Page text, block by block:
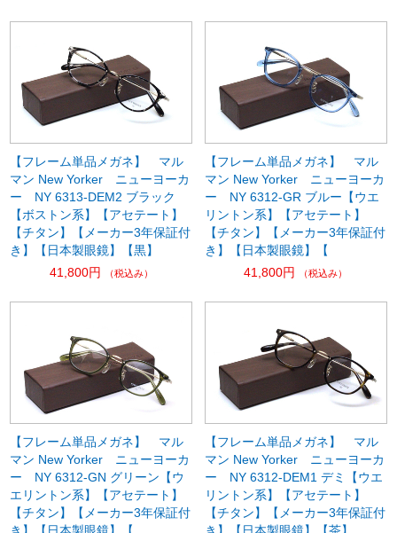
【フレーム単品メガネ】 マル
マン New Yorker ニューヨーカ
ー NY 6313-DEM2 ブラック
【ボストン系】【アセテート】
【チタン】【メーカー3年保証付
き】【日本製眼鏡】【黒】
41,800円
（税込み）
【フレーム単品メガネ】 マル
マン New Yorker ニューヨーカ
ー NY 6312-GR ブルー【ウエ
リントン系】【アセテート】
【チタン】【メーカー3年保証付
き】【日本製眼鏡】【
41,800円
（税込み）
【フレーム単品メガネ】 マル
マン New Yorker ニューヨーカ
ー NY 6312-GN グリーン【ウ
エリントン系】【アセテート】
【チタン】【メーカー3年保証付
【フレーム単品メガネ】 マル
マン New Yorker ニューヨーカ
ー NY 6312-DEM1 デミ【ウエ
リントン系】【アセテート】
【チタン】【メーカー3年保証付